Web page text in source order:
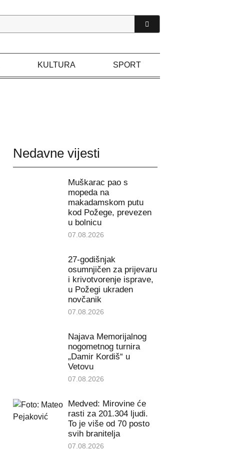
KULTURA SPORT
Nedavne vijesti
Muškarac pao s
mopeda na
makadamskom putu
kod Požege, prevezen
u bolnicu
07.08.2026
27-godišnjak
osumnjičen za prijevaru
i krivotvorenje isprave,
u Požegi ukraden
novčanik
07.08.2026
Najava Memorijalnog
nogometnog turnira
„Damir Kordiš“ u
Vetovu
07.08.2026
Medved: Mirovine će
rasti za 201.304 ljudi.
To je više od 70 posto
svih branitelja
07.08.2026